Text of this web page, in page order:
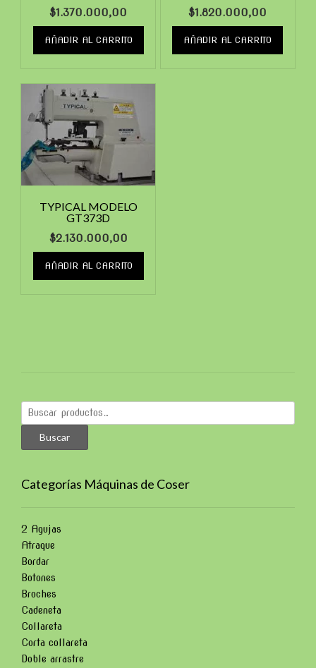
$1.370.000,00
AÑADIR AL CARRITO
$1.820.000,00
AÑADIR AL CARRITO
TYPICAL MODELO
GT373D
$2.130.000,00
AÑADIR AL CARRITO
Buscar
por:
Buscar
Categorías Máquinas de Coser
2 Agujas
Atraque
Bordar
Botones
Broches
Cadeneta
Collareta
Corta collareta
Doble arrastre